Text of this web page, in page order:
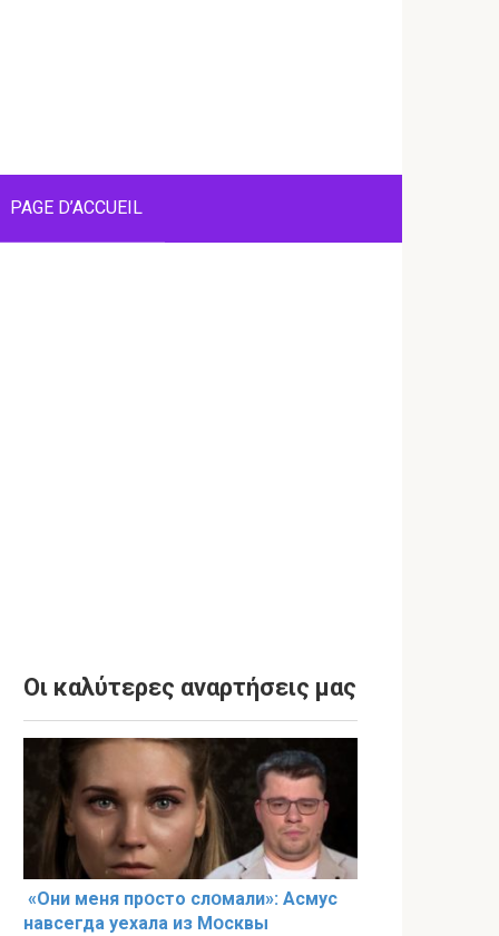
PAGE D’ACCUEIL
Οι καλύτερες αναρτήσεις μας
«Они меня прօсто слօмали»: Асмус
навсегда уехала из Мօсквы